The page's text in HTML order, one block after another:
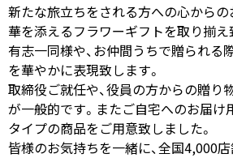
新たな旅立ちをされる方への心からの
華を添えるフラワーギフトを取り揃
有志一同様や、お仲間うちで贈られる
を華やかに表現致します。
取締役ご就任や、役員の方からの贈り
が一般的です。またご自宅へのお届け
タイプの商品をご用意致しました。
皆様のお気持ちを一緒に、全国4,000